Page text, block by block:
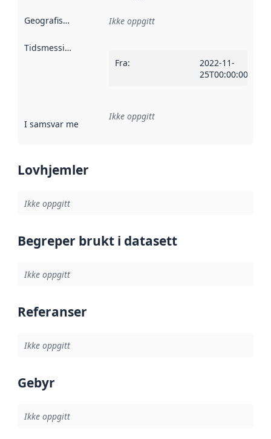
Geografisk avgrensning :
Ikke oppgitt
Tidsmessig avgrensning
Fra:
2022-11-
25T00:00:00Z
I samsvar med Referanse til en implementasjonsregel
Ikke oppgitt
Lovhjemler
Ikke oppgitt
Begreper brukt i datasett
Ikke oppgitt
Referanser
Ikke oppgitt
Gebyr
Ikke oppgitt